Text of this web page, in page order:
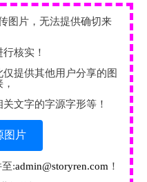
图片，无法提供确切来
核实！
提供其他用户分享的图
文字的字源字形等！
图片
:admin@storyren.com ！